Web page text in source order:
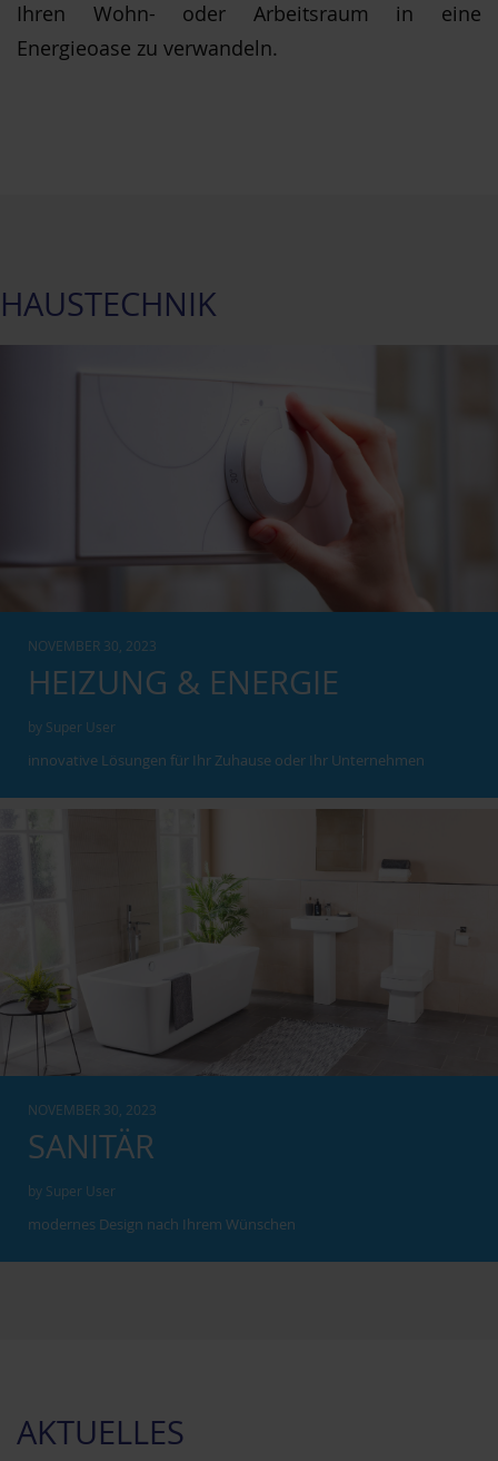
Ihren Wohn- oder Arbeitsraum in eine
Energieoase zu verwandeln.
HAUSTECHNIK
NOVEMBER 30, 2023
HEIZUNG & ENERGIE
by Super User
innovative Lösungen für Ihr Zuhause oder Ihr Unternehmen
NOVEMBER 30, 2023
SANITÄR
by Super User
modernes Design nach Ihrem Wünschen
AKTUELLES